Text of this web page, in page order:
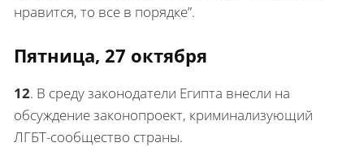
нравится, то все в порядке”.
Пятница, 27 октября
12. В среду законодатели Египта внесли на
обсуждение законопроект, криминализующий
ЛГБТ-сообщество страны.